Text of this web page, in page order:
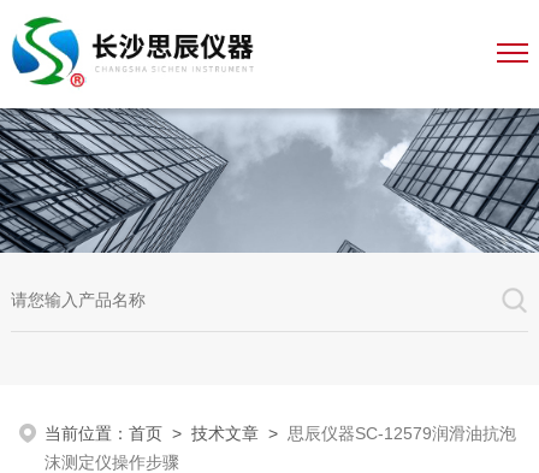
当前位置：首页 >技术文章 > 思辰仪器SC-12579润滑油抗泡
沫测定仪操作步骤